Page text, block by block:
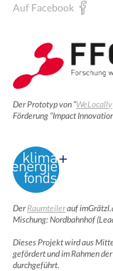
Auf Facebook
Der Prototyp von “WeLocally
Förderung “Impact
DerRaumteilerauf
Mischung: Nordbahnhof
Dieses Projekt wird aus
gefördert und im Rahmen
durchgeführt.